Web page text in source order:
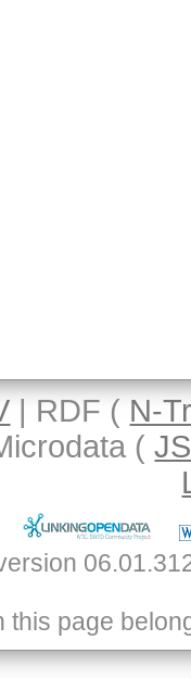
| RDF ( N-
(
this page